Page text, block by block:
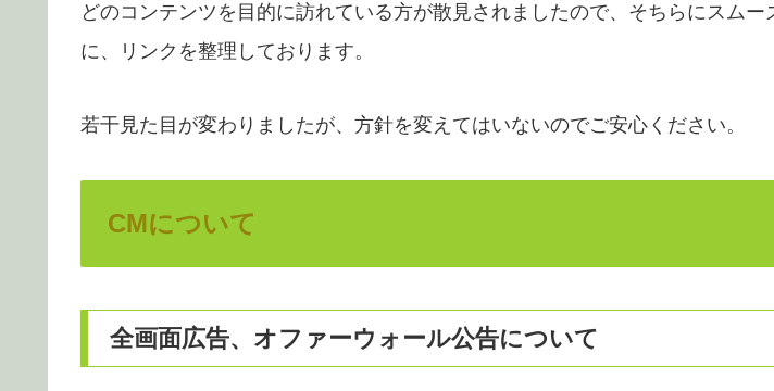
どのコンテンツを目的に訪れている方が散見されましたので、そちらにスムー
に、リンクを整理しております。
若干見た目が変わりましたが、方針を変えてはいないのでご安心ください。
CMについて
全画面広告、オファーウォール公告について